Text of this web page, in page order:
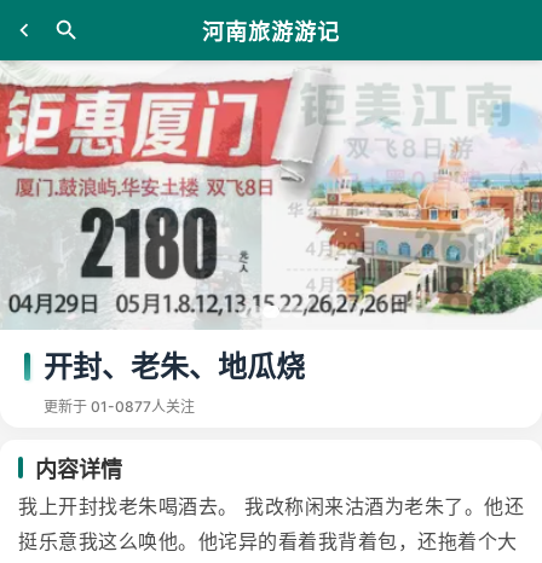
河南旅游游记
开封、老朱、地瓜烧
更新于 01-0877人关注
内容详情
我上开封找老朱喝酒去。 我改称闲来沽酒为老朱了。他还
挺乐意我这么唤他。他诧异的看着我背着包，还拖着个大